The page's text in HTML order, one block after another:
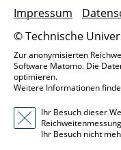
© Technische
Impressum
Zur anonymisierten
Software Matomo. Die
optimieren.
Weitere Informationen
Ihr Besuch dieser
Ihr Besuch nicht